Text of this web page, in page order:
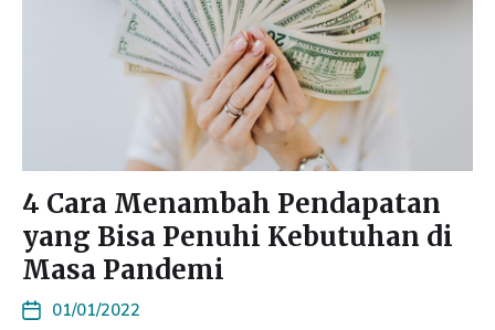
4 Cara Menambah Pendapatan
yang Bisa Penuhi Kebutuhan di
Masa Pandemi
01/01/2022